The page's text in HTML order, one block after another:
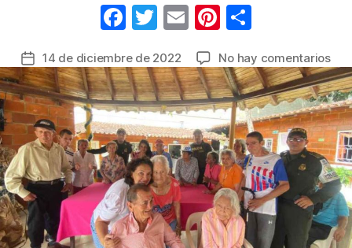
F
c
e
b
o
o
k
T
itt
er
E
ail
Pi
er
e
st
m
p
ar
tir
Fecha
de
la
entrada
14 de diciembre de 2022 No hay comentariosen
y
con
los
en